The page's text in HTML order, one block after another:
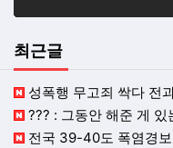
최근글
성폭행 무고죄 싹다 전
??? : 그동안 해준 게 있는
전국 39-40도 폭염경